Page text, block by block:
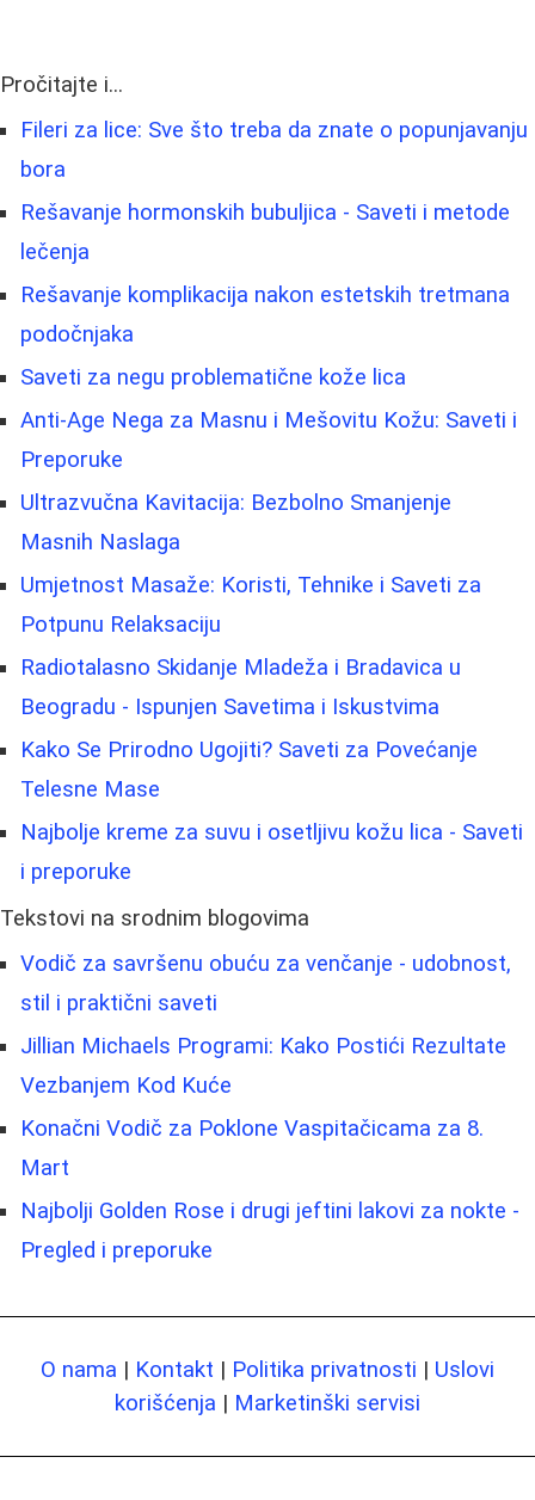
Pročitajte i...
Fileri za lice: Sve što treba da znate o popunjavanju
bora
Rešavanje hormonskih bubuljica - Saveti i metode
lečenja
Rešavanje komplikacija nakon estetskih tretmana
podočnjaka
Saveti za negu problematične kože lica
Anti-Age Nega za Masnu i Mešovitu Kožu: Saveti i
Preporuke
Ultrazvučna Kavitacija: Bezbolno Smanjenje
Masnih Naslaga
Umjetnost Masaže: Koristi, Tehnike i Saveti za
Potpunu Relaksaciju
Radiotalasno Skidanje Mladeža i Bradavica u
Beogradu - Ispunjen Savetima i Iskustvima
Kako Se Prirodno Ugojiti? Saveti za Povećanje
Telesne Mase
Najbolje kreme za suvu i osetljivu kožu lica - Saveti
i preporuke
Tekstovi na srodnim blogovima
Vodič za savršenu obuću za venčanje - udobnost,
stil i praktični saveti
Jillian Michaels Programi: Kako Postići Rezultate
Vezbanjem Kod Kuće
Konačni Vodič za Poklone Vaspitačicama za 8.
Mart
Najbolji Golden Rose i drugi jeftini lakovi za nokte -
Pregled i preporuke
O nama | Kontakt | Politika privatnosti | Uslovi
korišćenja | Marketinški servisi